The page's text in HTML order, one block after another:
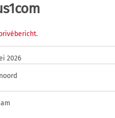
.
2026